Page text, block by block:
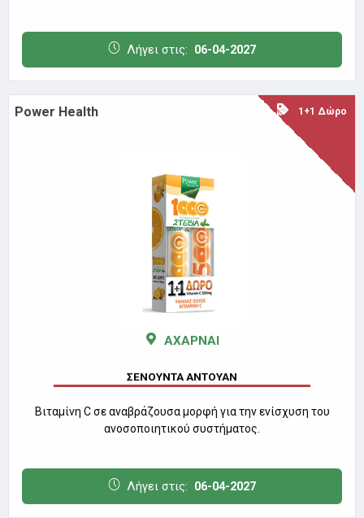
Λήγει στις: 06-04-2027
Power Health 1+1 Δώρο
ΑΧΑΡΝΑΙ
ΣΕΝΟΥΝΤΑ ΑΝΤΟΥΑΝ
Βιταμίνη C σε αναβράζουσα μορφή για την ενίσχυση του
ανοσοποιητικού συστήματος.
Λήγει στις: 06-04-2027